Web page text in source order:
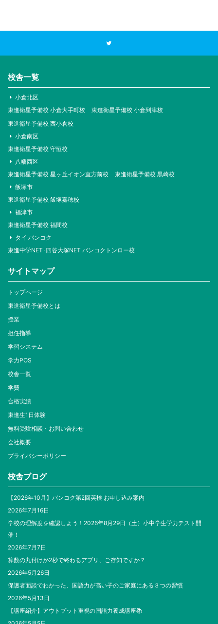
校舎一覧
小倉北区
東進衛星予備校 小倉大手町校
東進衛星予備校 小倉到津校
東進衛星予備校 西小倉校
小倉南区
東進衛星予備校 守恒校
八幡西区
東進衛星予備校 星ヶ丘イオン直方前校
東進衛星予備校 黒崎校
飯塚市
東進衛星予備校 飯塚嘉穂校
福津市
東進衛星予備校 福間校
タイ バンコク
東進中学NET･四谷大塚NET バンコクトンロー校
サイトマップ
トップページ
東進衛星予備校とは
授業
担任指導
学習システム
学力POS
校舎一覧
学費
合格実績
東進生1日体験
無料受験相談・お問い合わせ
会社概要
プライバシーポリシー
校舎ブログ
【2026年10月】バンコク第2回英検 お申し込み案内
2026年7月16日
学校の理解度を確認しよう！2026年8月29日（土）小中学生学力テスト開
催！
2026年7月7日
算数の丸付けが2秒で終わるアプリ、ご存知ですか？
2026年5月26日
保護者面談でわかった、国語力が高い子のご家庭にある３つの習慣
2026年5月13日
【講座紹介】アウトプット重視の国語力養成講座📚